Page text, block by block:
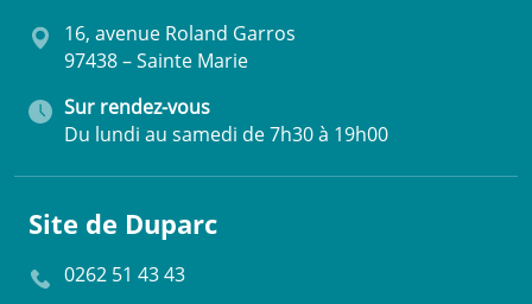
16, avenue Roland Garros
97438 – Sainte Marie
Sur rendez-vous
Du lundi au samedi de 7h30 à 19h00
Site de Duparc
0262 51 43 43